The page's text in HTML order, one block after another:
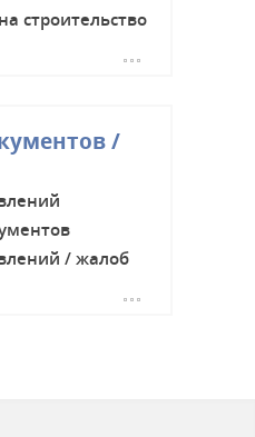
строительство
/
/ жалоб